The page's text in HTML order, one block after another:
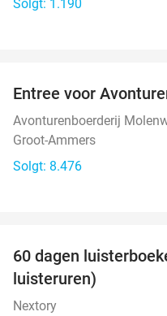
Solgt: 1.190
Entree voor
Avonturenboerderij
Groot-Ammers
Solgt: 8.476
60 dagen
luisteruren)
Nextory